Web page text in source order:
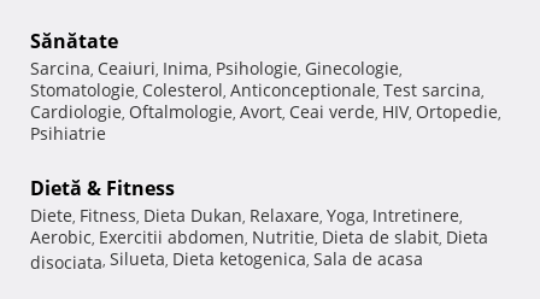
Sănătate
Sarcina, Ceaiuri, Inima, Psihologie, Ginecologie,
Stomatologie, Colesterol, Anticonceptionale, Test sarcina,
Cardiologie, Oftalmologie, Avort, Ceai verde, HIV, Ortopedie,
Psihiatrie
Dietă & Fitness
Diete, Fitness, Dieta Dukan, Relaxare, Yoga, Intretinere,
Aerobic, Exercitii abdomen, Nutritie, Dieta de slabit, Dieta
disociata, Silueta, Dieta ketogenica, Sala de acasa